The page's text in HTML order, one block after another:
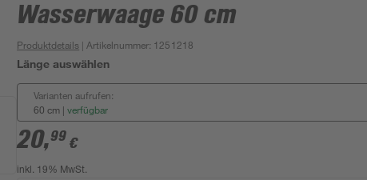
Wasserwaage 60 cm
Produktdetails | Artikelnummer: 1251218
Länge auswählen
Varianten aufrufen:
60 cm | verfügbar
20,99 €
inkl. 19% MwSt.